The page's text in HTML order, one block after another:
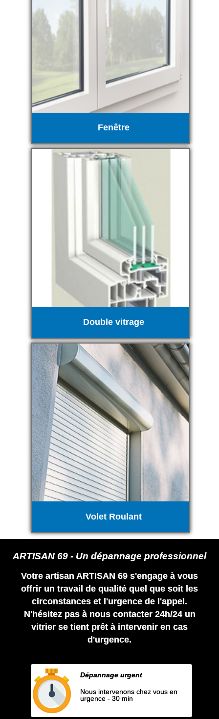
Fenêtre
Double vitrage
Volet Roulant
ARTISAN 69 - Un dépannage professionnel
Votre artisan ARTISAN 69 s'engage à vous
offrir un travail de qualité quel que soit les
circonstances et l'urgence de l'appel.
N'hésitez pas à nous contacter 24h/24 un
vitrier se tient prêt à intervenir en cas
d'urgence.
Dépannage urgent
Nous intervenons chez vous en
urgence - 30 min